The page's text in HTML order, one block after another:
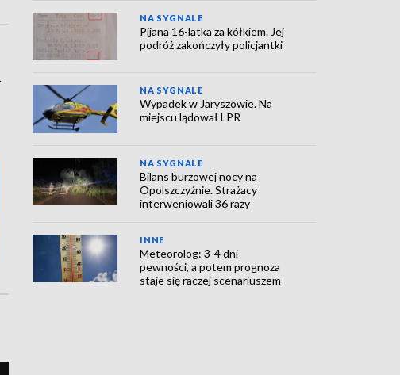
NA SYGNALE
Pijana 16-latka za kółkiem. Jej
podróż zakończyły policjantki
NA SYGNALE
Wypadek w Jaryszowie. Na
miejscu lądował LPR
NA SYGNALE
Bilans burzowej nocy na
Opolszczyźnie. Strażacy
interweniowali 36 razy
INNE
Meteorolog: 3-4 dni
pewności, a potem prognoza
staje się raczej scenariuszem